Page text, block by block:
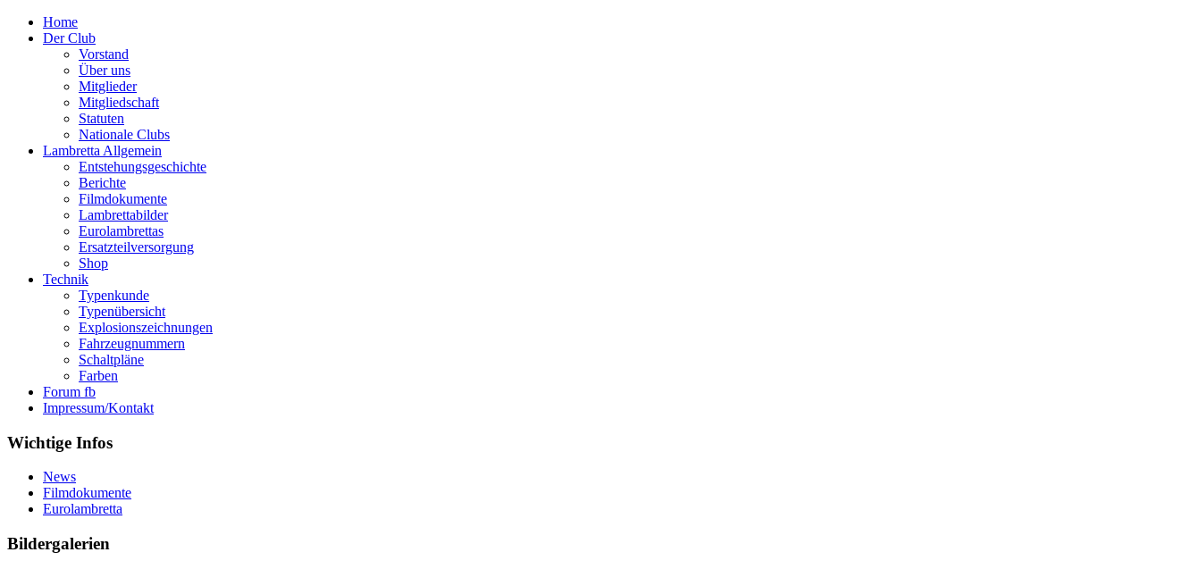
Home
Der Club
Vorstand
Über uns
Mitglieder
Mitgliedschaft
Statuten
Nationale Clubs
Lambretta Allgemein
Entstehungsgeschichte
Berichte
Filmdokumente
Lambrettabilder
Eurolambrettas
Ersatzteilversorgung
Shop
Technik
Typenkunde
Typenübersicht
Explosionszeichnungen
Fahrzeugnummern
Schaltpläne
Farben
Forum fb
Impressum/Kontakt
Wichtige Infos
News
Filmdokumente
Eurolambretta
Bildergalerien